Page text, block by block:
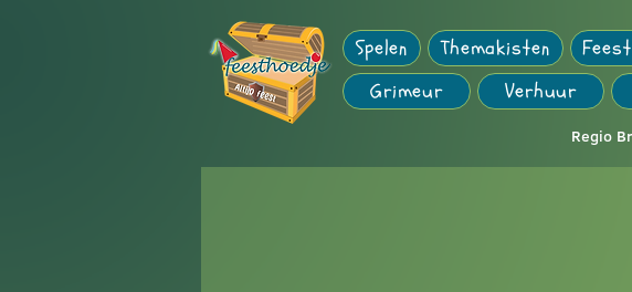
Spelen Themakisten
Grimeur
Verhuur
Regio